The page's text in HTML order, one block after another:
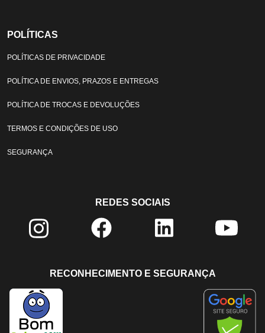
POLÍTICAS
POLÍTICAS DE PRIVACIDADE
POLÍTICA DE ENVIOS, PRAZOS E ENTREGAS
POLÍTICA DE TROCAS E DEVOLUÇÕES
TERMOS E CONDIÇÕES DE USO
SEGURANÇA
REDES SOCIAIS
RECONHECIMENTO E SEGURANÇA